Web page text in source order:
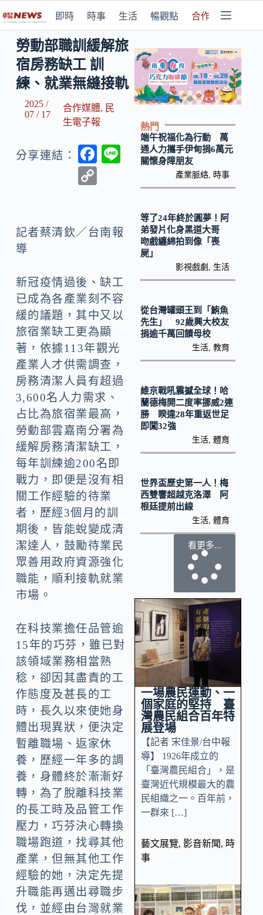
即時 時事 生活 暢觀點 合作媒體
勞動部職訓緩解旅
宿房務缺工 訓
練、就業無縫接軌
2025 /
07 / 17
合作媒體, 民
生電子報
分享連結：
F
o
y
k
記者蔡清欽／台南報
導
新冠疫情過後、缺工
已成為各產業刻不容
緩的議題，其中又以
旅宿業缺工更為顯
著，依據113年觀光
產業人才供需調查，
房務清潔人員有超過
3,600名人力需求、
占比為旅宿業最高，
勞動部雲嘉南分署為
緩解房務清潔缺工，
每年訓練逾200名即
戰力，即便是沒有相
關工作經驗的待業
者，歷經3個月的訓
期後，皆能蛻變成清
潔達人，鼓勵待業民
眾善用政府資源強化
職能，順利接軌就業
市場。
在科技業擔任品管逾
15年的巧芬，雖已對
該領域業務相當熟
稔，卻因其盡責的工
作態度及甚長的工
時，長久以來使她身
體出現異狀，便決定
暫離職場、返家休
養，歷經一年多的調
養，身體終於漸漸好
轉，為了脫離科技業
的長工時及品管工作
壓力，巧芬決心轉換
職場跑道，找尋其他
產業，但無其他工作
經驗的她，決定先提
升職能再邁出尋職步
伐，並經由台灣就業
熱門
端午祝福化為行動 萬
通人力攜手伊甸捐6萬元
關懷身障朋友
產業脈絡 時事
等了24年終於圓夢！阿
弟發片化身黑道大哥
吻戲纏綿拍到像「喪
屍」
影視戲劇 生活
從台灣罐頭王到「鮪魚
先生」 92歲興大校友
捐逾千萬回饋母校
生活 ,教育
維京戰吼震撼全球！哈
蘭德梅開二度率挪威2連
勝 睽違28年重返世足
即闖32強
生活 ,體育
世界盃歷史第一人！梅
西雙響超越克洛澤 阿
根廷提前出線
生活 ,體育
看更多...
一場農民運動、一
個家庭的堅持 臺
灣農民組合百年特
展登場
【記者 宋佳景/台中報
導】 1926年成立的
「臺灣農民組合」，是
臺灣近代規模最大的農
民組織之一。百年前，
一群來 […]
藝文展覽, 影音新聞, 時
事